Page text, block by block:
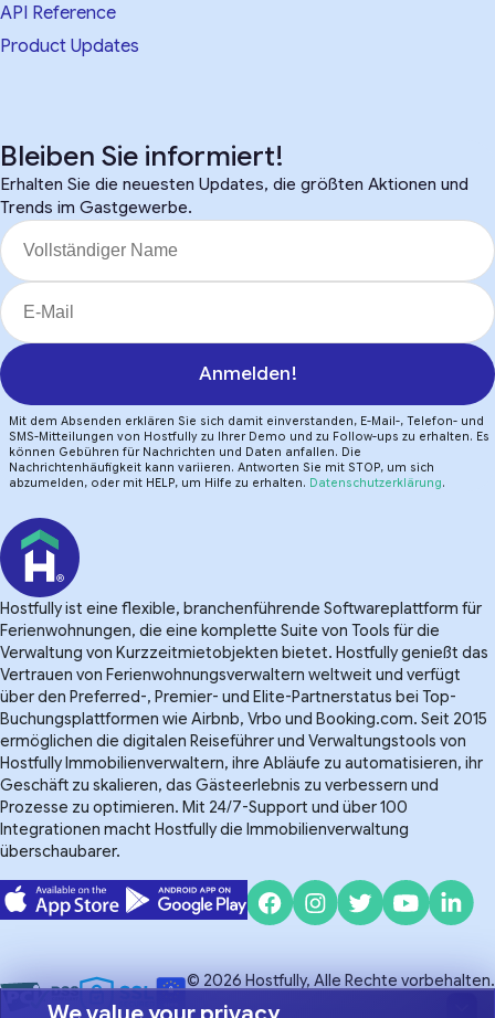
API Reference
Product Updates
Bleiben Sie informiert!
Erhalten Sie die neuesten Updates, die größten Aktionen und
Trends im Gastgewerbe.
Anmelden!
Mit dem Absenden erklären Sie sich damit einverstanden, E-Mail-, Telefon- und
SMS-Mitteilungen von Hostfully zu Ihrer Demo und zu Follow-ups zu erhalten. Es
können Gebühren für Nachrichten und Daten anfallen. Die
Nachrichtenhäufigkeit kann variieren. Antworten Sie mit STOP, um sich
abzumelden, oder mit HELP, um Hilfe zu erhalten. Datenschutzerklärung.
Hostfully ist eine flexible, branchenführende Softwareplattform für
Ferienwohnungen, die eine komplette Suite von Tools für die
Verwaltung von Kurzzeitmietobjekten bietet. Hostfully genießt das
Vertrauen von Ferienwohnungsverwaltern weltweit und verfügt
über den Preferred-, Premier- und Elite-Partnerstatus bei Top-
Buchungsplattformen wie Airbnb, Vrbo und Booking.com. Seit 2015
ermöglichen die digitalen Reiseführer und Verwaltungstools von
Hostfully Immobilienverwaltern, ihre Abläufe zu automatisieren, ihr
Geschäft zu skalieren, das Gästeerlebnis zu verbessern und
Prozesse zu optimieren. Mit 24/7-Support und über 100
Integrationen macht Hostfully die Immobilienverwaltung
überschaubarer.
© 2026 Hostfully, Alle Rechte vorbehalten.